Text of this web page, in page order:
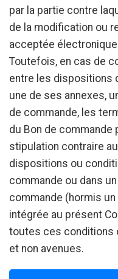
par la partie contre
de la modification ou
acceptée
Toutefois, en cas de
entre les dispositions
une de ses annexes,
de commande, les
du Bon de
stipulation contraire
dispositions ou
commande ou dans
commande (hormis
intégrée au présent
toutes ces conditions
et non avenues.